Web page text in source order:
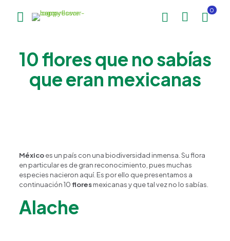
0
10 flores que no sabías
que eran mexicanas
Méxicoes un país con una biodiversidad inmensa. Su flora
en particular es de gran reconocimiento, pues muchas
especies nacieron aquí. Es por ello que presentamos a
continuación 10floresmexicanas y que tal vez no lo sabías.
Alache